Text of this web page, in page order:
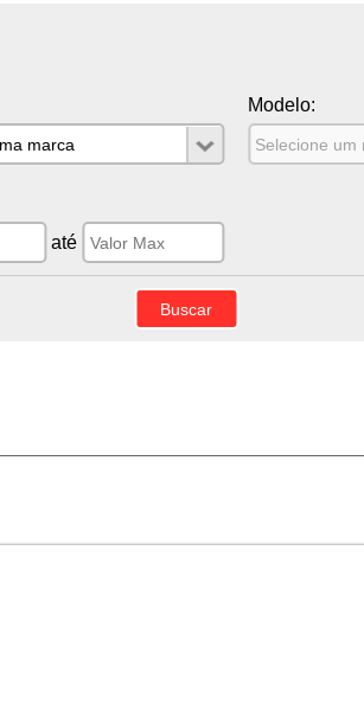
Modelo:
até